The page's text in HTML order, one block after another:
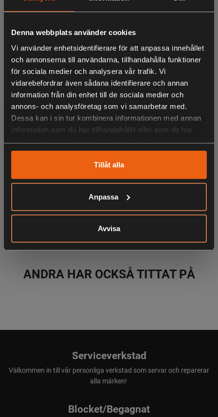
Denna webbplats använder cookies
Vi använder enhetsidentifierare för att anpassa innehållet
och annonserna till användarna, tillhandahålla funktioner
för sociala medier och analysera vår trafik. Vi
vidarebefordrar även sådana identifierare och annan
information från din enhet till de sociala medier och
annons- och analysföretag som vi samarbetar med.
Dessa kan i sin tur kombinera informationen med annan
information som du har tillhandahållit eller som de har
Tillåt alla
Anpassa
Avvisa
Stretchig Barnskjorta - Svalt Coolmax® material -
Bröstfickor
Cub Coolmax Shirt Junior är en stretchig barnskjorta i
Coolmax® material som är ett svalt och fuktavvisande tyg
med god förmåga att andas. Juniorskjortan har två
bröstfickor och fållen är skuren i en rundad form.
Ärmsluten är justerbara med knappar på manschetterna.
LIKNANDE PRODUKTER
ANDRA HAR OCKSÅ TITTAT PÅ
Serviceverkstad
Välkommen in till vår personliga verkstad som servar och reparerar
alla märken!
Blocket/Begagnat